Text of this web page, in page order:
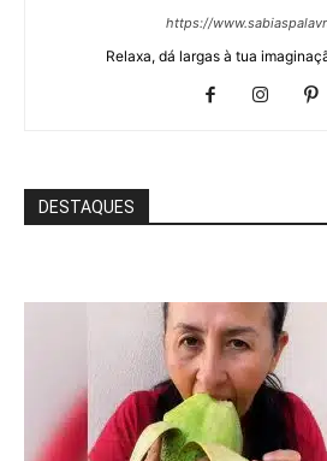
https://
Relaxa, dá largas à tua
DESTAQUES